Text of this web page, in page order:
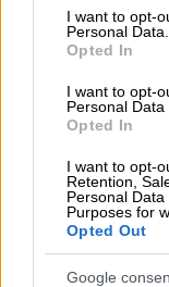
consent section.
I want to opt-
Personal Data.
Opted In
I want to opt-
Personal Data
Opted In
I want to opt-
Retention,
Personal
Purposes for
Opted Out
Google
είχε
στη συνέχεια
ήδη φτάσει
Ο πρώτος
Κατεχάκη έως
σε διάστημα
της σήραγγας